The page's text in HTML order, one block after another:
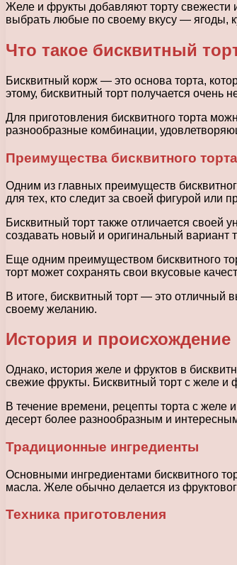
Желе и фрукты добавляют торту свежести
выбрать любые по своему вкусу — ягоды,
Что такое бисквитный
Бисквитный корж — это основа торта,
этому, бисквитный торт получается
Для приготовления бисквитного торта
разнообразные комбинации,
Преимущества бисквитного торта
Одним из главных преимуществ
для тех, кто следит за своей фигурой или
Бисквитный торт также отличается
создавать новый и оригинальный вариант
Еще одним преимуществом бисквитного
торт может сохранять свои вкусовые
В итоге, бисквитный торт — это отличный
своему желанию.
История и происхождение
Однако, история желе и фруктов в
свежие фрукты. Бисквитный торт с желе и
В течение времени, рецепты торта с желе
десерт более разнообразным и
Традиционные ингредиенты
Основными ингредиентами бисквитного
масла. Желе обычно делается из
Техника приготовления